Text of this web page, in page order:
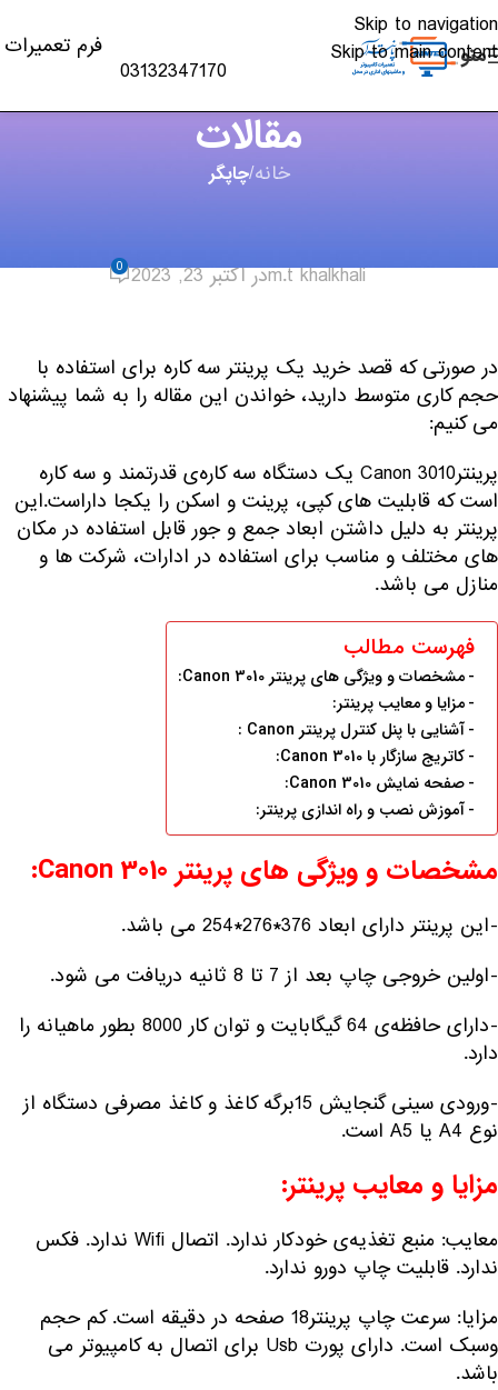
Skip to navigation
Skip to main content
منو
03132347170
فرم تعمیرات
مقالات
خانه/چاپگر
m.t khalkhaliدر اکتبر 23, 2023 0
در صورتی که قصد خرید یک پرینتر سه کاره برای استفاده ‌با
حجم کاری متوسط دارید، خواندن این مقاله را به شما پیشنهاد
می کنیم:
پرینترCanon 3010 یک دستگاه سه کاره‌ی قدرتمند و سه کاره
است که قابلیت های کپی، پرینت و اسکن را یکجا داراست.این
پرینتر به دلیل داشتن ابعاد جمع و جور قابل استفاده در مکان
های مختلف و مناسب برای استفاده در ادارات، شرکت ها و
منازل می باشد.
فهرست مطالب
مشخصات و ویژگی های پرینتر Canon 3010:
مزایا و معایب پرینتر:
آشنایی با پنل کنترل پرینتر Canon :
کاتریج سازگار با Canon 3010:
صفحه نمایش Canon 3010:
آموزش نصب و راه اندازی پرینتر:
مشخصات و ویژگی های پرینتر Canon 3010:
-این پرینتر دارای ابعاد 376*276*254 می باشد.
-اولین خروجی چاپ بعد از 7 تا 8 ثانیه دریافت می شود.
-دارای حافظه‌ی 64 گیگابایت و توان کار 8000 بطور ماهیانه را
دارد.
-ورودی سینی گنجایش 15برگه کاغذ و کاغذ مصرفی دستگاه از
نوع A4 یا A5 است.
مزایا و معایب پرینتر:
معایب: منبع تغذیه‌ی خودکار ندارد. اتصال Wifi ندارد. فکس
ندارد. قابلیت چاپ دورو ندارد.
مزایا: سرعت چاپ پرینتر18 صفحه در دقیقه است. کم حجم
وسبک است. دارای پورت Usb برای اتصال به کامپیوتر می
باشد.